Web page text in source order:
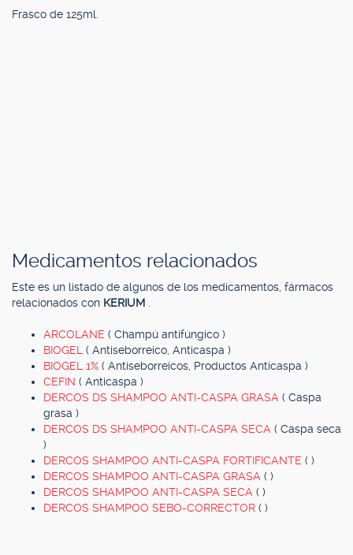
Frasco de 125ml.
Medicamentos relacionados
Este es un listado de algunos de los medicamentos, fármacos
relacionados con KERIUM
ARCOLANE ( Champú antifúngico )
BIOGEL ( Antiseborreico, Anticaspa )
BIOGEL 1% ( Antiseborreicos, Productos Anticaspa )
CEFIN ( Anticaspa )
DERCOS DS SHAMPOO ANTI-CASPA GRASA ( Caspa
grasa )
DERCOS DS SHAMPOO ANTI-CASPA SECA ( Caspa seca
)
DERCOS SHAMPOO ANTI-CASPA FORTIFICANTE ( )
DERCOS SHAMPOO ANTI-CASPA GRASA ( )
DERCOS SHAMPOO ANTI-CASPA SECA ( )
DERCOS SHAMPOO SEBO-CORRECTOR ( )